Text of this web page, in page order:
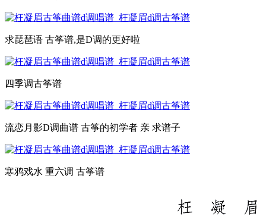
求琵琶语 古筝谱,是D调的更好啦
四季调古筝谱
流恋月影D调曲谱 古筝的初学者 亲 求谱子
寒鸦戏水 重六调 古筝谱